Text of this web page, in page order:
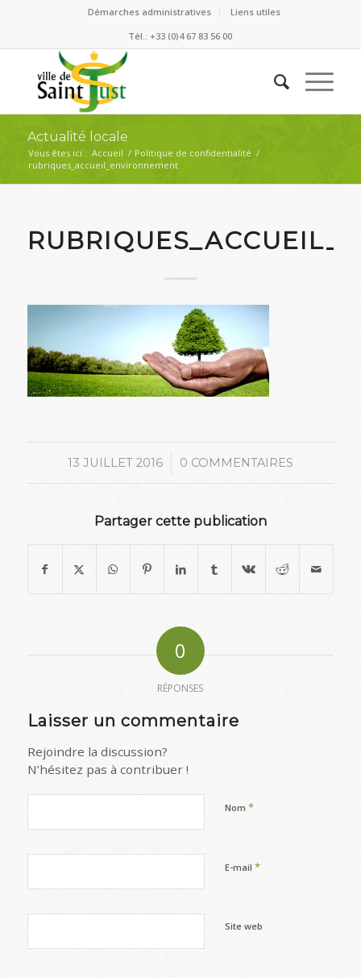
Démarches administratives
Liens utiles
Tél.: +33 (0)4 67 83 56 00
Actualité locale
Vous êtes ici : Accueil / Politique de confidentialité /
rubriques_accueil_environnement
13 JUILLET 2016
/ 0 COMMENTAIRES
Partager cette publication
0
RÉPONSES
Laisser un commentaire
Rejoindre la discussion?
N’hésitez pas à contribuer !
Nom *
E-mail *
Site web